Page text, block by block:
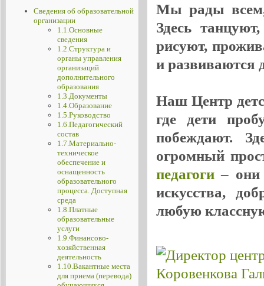
Сведения об образовательной
организации
1.1.Основные
сведения
1.2.Структура и
органы управления
организаций
дополнительного
образования
1.3.Документы
1.4.Образование
1.5.Руководство
1.6.Педагогический
состав
1.7.Материально-
техническое
обеспечение и
оснащенность
образовательного
процесса. Доступная
среда
1.8.Платные
образовательные
услуги
1.9.Финансово-
хозяйственная
деятельность
1.10.Вакантные места
для приема (перевода)
Мы рады всем,
Здесь
рисуют,
и развиваются
Наш Центр
где дети
побеждают.
огромный
педагоги– они
искусства,
любую